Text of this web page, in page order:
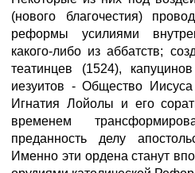
(нового благочестия)
реформы усилиями
какого-либо из аббатств;
театинцев (1524),
иезуитов - Общество
Игнатия Лойолы и его
временем
преданность делу
Именно эти ордена станут